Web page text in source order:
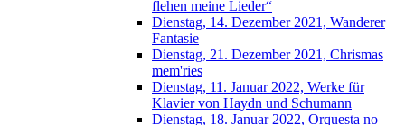
flehen meine Lieder“
Dienstag, 14. Dezember 2021, Wanderer
Fantasie
Dienstag, 21. Dezember 2021, Chrismas
mem'ries
Dienstag, 11. Januar 2022, Werke für
Klavier von Haydn und Schumann
Dienstag, 18. Januar 2022, Orquesta no